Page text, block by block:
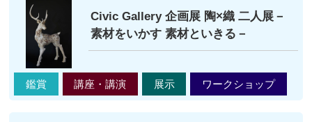
Civic Gallery 企画展 陶×織 二人展－
素材をいかす 素材といきる－
鑑賞 講座・講演 展示 ワークショップ